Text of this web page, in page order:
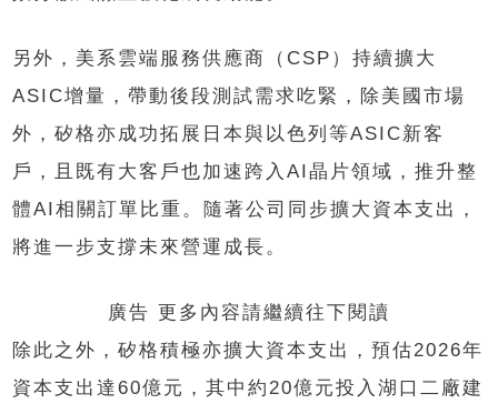
另外，美系雲端服務供應商（CSP）持續擴大
ASIC增量，帶動後段測試需求吃緊，除美國市場
外，矽格亦成功拓展日本與以色列等ASIC新客
戶，且既有大客戶也加速跨入AI晶片領域，推升整
體AI相關訂單比重。隨著公司同步擴大資本支出，
將進一步支撐未來營運成長。
廣告 更多內容請繼續往下閱讀
除此之外，矽格積極亦擴大資本支出，預估2026年
資本支出達60億元，其中約20億元投入湖口二廠建